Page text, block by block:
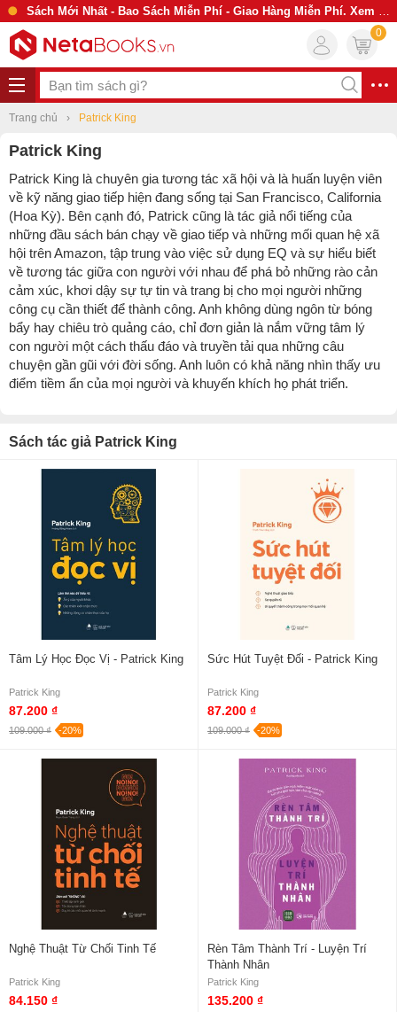
Sách Mới Nhất - Bao Sách Miễn Phí - Giao Hàng Miễn Phí. Xem Ngay
0
Trang chủ Patrick King
Patrick King
Patrick King là chuyên gia tương tác xã hội và là huấn luyện viên
về kỹ năng giao tiếp hiện đang sống tại San Francisco, California
(Hoa Kỳ). Bên cạnh đó, Patrick cũng là tác giả nổi tiếng của
những đầu sách bán chạy về giao tiếp và những mối quan hệ xã
hội trên Amazon, tập trung vào việc sử dụng EQ và sự hiểu biết
về tương tác giữa con người với nhau để phá bỏ những rào cản
cảm xúc, khơi dậy sự tự tin và trang bị cho mọi người những
công cụ cần thiết để thành công. Anh không dùng ngôn từ bóng
bẩy hay chiêu trò quảng cáo, chỉ đơn giản là nắm vững tâm lý
con người một cách thấu đáo và truyền tải qua những câu
chuyện gần gũi với đời sống. Anh luôn có khả năng nhìn thấy ưu
điểm tiềm ẩn của mọi người và khuyến khích họ phát triển.
Sách tác giả Patrick King
Tâm Lý Học Đọc Vị - Patrick King
Patrick King
87.200 ₫
109.000 ₫ -20%
Sức Hút Tuyệt Đối - Patrick King
Patrick King
87.200 ₫
109.000 ₫ -20%
Nghệ Thuật Từ Chối Tinh Tế
Patrick King
84.150 ₫
Rèn Tâm Thành Trí - Luyện Trí
Thành Nhân
Patrick King
135.200 ₫